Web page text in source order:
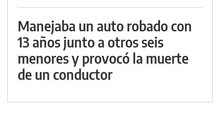
Manejaba un auto robado con
13 años junto a otros seis
menores y provocó la muerte
de un conductor